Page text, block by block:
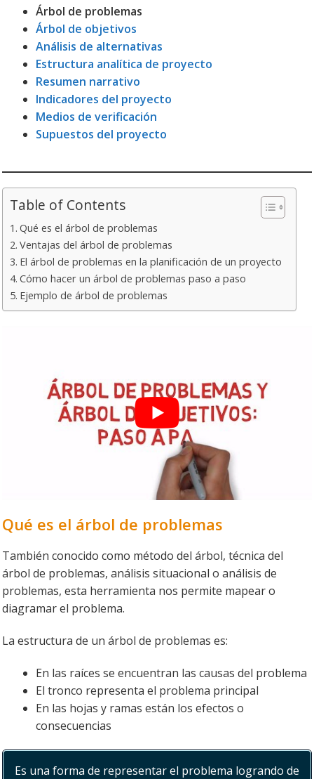
Árbol de problemas
Árbol de objetivos
Análisis de alternativas
Estructura analítica de proyecto
Resumen narrativo
Indicadores del proyecto
Medios de verificación
Supuestos del proyecto
Table of Contents
Qué es el árbol de problemas
Ventajas del árbol de problemas
El árbol de problemas en la planificación de un proyecto
Cómo hacer un árbol de problemas paso a paso
Ejemplo de árbol de problemas
Qué es el árbol de problemas
También conocido como método del árbol, técnica del
árbol de problemas, análisis situacional o análisis de
problemas, esta herramienta nos permite mapear o
diagramar el problema.
La estructura de un árbol de problemas es:
En las raíces se encuentran las causas del problema
El tronco representa el problema principal
En las hojas y ramas están los efectos o
consecuencias
Es una forma de representar el problema logrando de